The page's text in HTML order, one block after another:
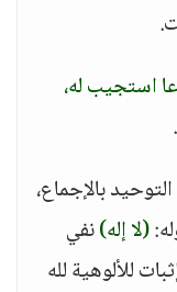
استجيب له،
.
بالإجماع،
(لا إله)نفي
للألوهية لله